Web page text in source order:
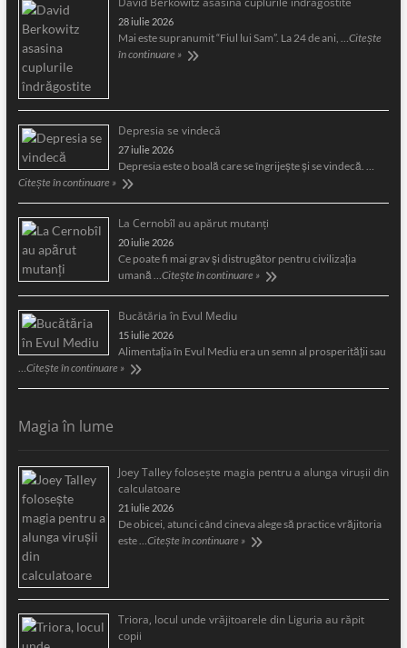
28 iulie 2026
Mai este supranumit “Fiul lui Sam”. La 24 de ani, …Citește
în continuare »
Depresia se vindecă
27 iulie 2026
Depresia este o boală care se îngrijeşte şi se vindecă. …
Citește în continuare »
La Cernobîl au apărut mutanți
20 iulie 2026
Ce poate fi mai grav și distrugător pentru civilizația
umană …Citește în continuare »
Bucătăria în Evul Mediu
15 iulie 2026
Alimentaţia în Evul Mediu era un semn al prosperităţii sau
…Citește în continuare »
Magia în lume
Joey Talley foloseşte magia pentru a alunga viruşii din
calculatoare
21 iulie 2026
De obicei, atunci când cineva alege să practice vrăjitoria
este …Citește în continuare »
Triora, locul unde vrăjitoarele din Liguria au răpit
copii